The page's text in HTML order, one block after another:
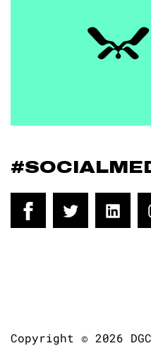
FacebookTwitter
Copyright © 2026